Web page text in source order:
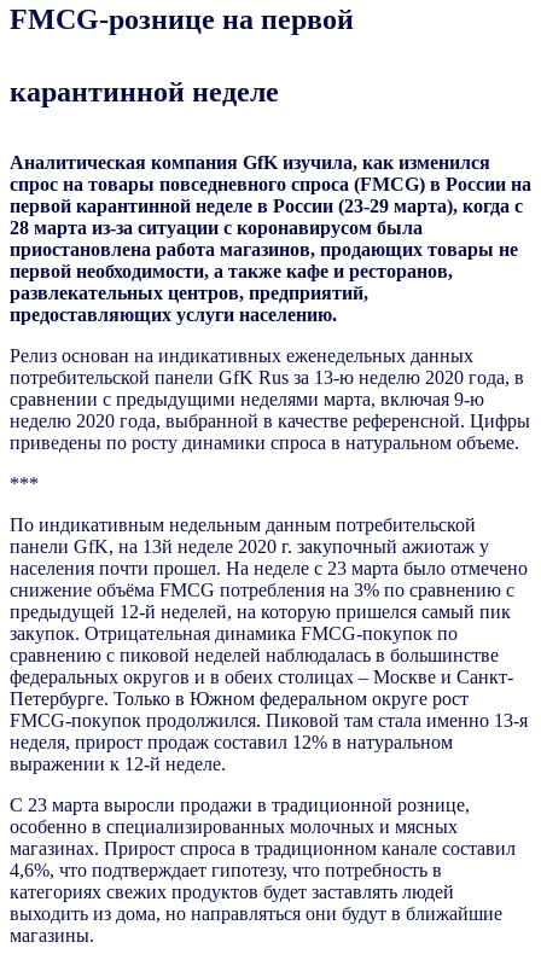
FMCG-рознице на первой
карантинной неделе
Аналитическая компания GfK изучила, как изменился
спрос на товары повседневного спроса (FMCG) в России на
первой карантинной неделе в России (23-29 марта), когда с
28 марта из-за ситуации с коронавирусом была
приостановлена работа магазинов, продающих товары не
первой необходимости, а также кафе и ресторанов,
развлекательных центров, предприятий,
предоставляющих услуги населению.
Релиз основан на индикативных еженедельных данных
потребительской панели GfK Rus за 13-ю неделю 2020 года, в
сравнении с предыдущими неделями марта, включая 9-ю
неделю 2020 года, выбранной в качестве референсной. Цифры
приведены по росту динамики спроса в натуральном объеме.
***
По индикативным недельным данным потребительской
панели GfK, на 13й неделе 2020 г. закупочный ажиотаж у
населения почти прошел. На неделе с 23 марта было отмечено
снижение объёма FMCG потребления на 3% по сравнению с
предыдущей 12-й неделей, на которую пришелся самый пик
закупок. Отрицательная динамика FMCG-покупок по
сравнению с пиковой неделей наблюдалась в большинстве
федеральных округов и в обеих столицах – Москве и Санкт-
Петербурге. Только в Южном федеральном округе рост
FMCG-покупок продолжился. Пиковой там стала именно 13-я
неделя, прирост продаж составил 12% в натуральном
выражении к 12-й неделе.
С 23 марта выросли продажи в традиционной рознице,
особенно в специализированных молочных и мясных
магазинах. Прирост спроса в традиционном канале составил
4,6%, что подтверждает гипотезу, что потребность в
категориях свежих продуктов будет заставлять людей
выходить из дома, но направляться они будут в ближайшие
магазины.